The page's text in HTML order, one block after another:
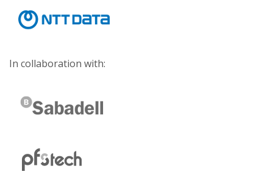
In collaboration with: